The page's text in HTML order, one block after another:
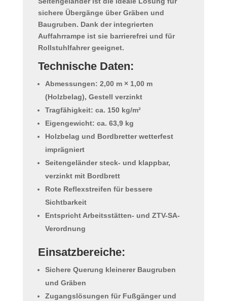
sichere Übergänge über Gräben und
Baugruben. Dank der integrierten
Auffahrrampe ist sie barrierefrei und für
Rollstuhlfahrer geeignet.
Technische Daten:
Abmessungen: 2,00 m × 1,00 m
(Holzbelag), Gestell verzinkt
Tragfähigkeit: ca. 150 kg/m²
Eigengewicht: ca. 63,9 kg
Holzbelag und Bordbretter wetterfest
imprägniert
Seitengeländer steck- und klappbar,
verzinkt mit Bordbrett
Rote Reflexstreifen für bessere
Sichtbarkeit
Entspricht Arbeitsstätten- und ZTV-SA-
Verordnung
Einsatzbereiche:
Sichere Querung kleinerer Baugruben
und Gräben
Zugangslösungen für Fußgänger und